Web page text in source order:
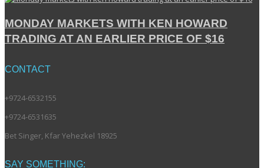
MONDAY MARKETS WITH KEN HOWARD
TRADING AT AN EARLIER PRICE OF $16
CONTACT
+9724-6532155
+9724-6531635
Bet Singer, Kfar Yehezkel 18925
SAY SOMETHING: